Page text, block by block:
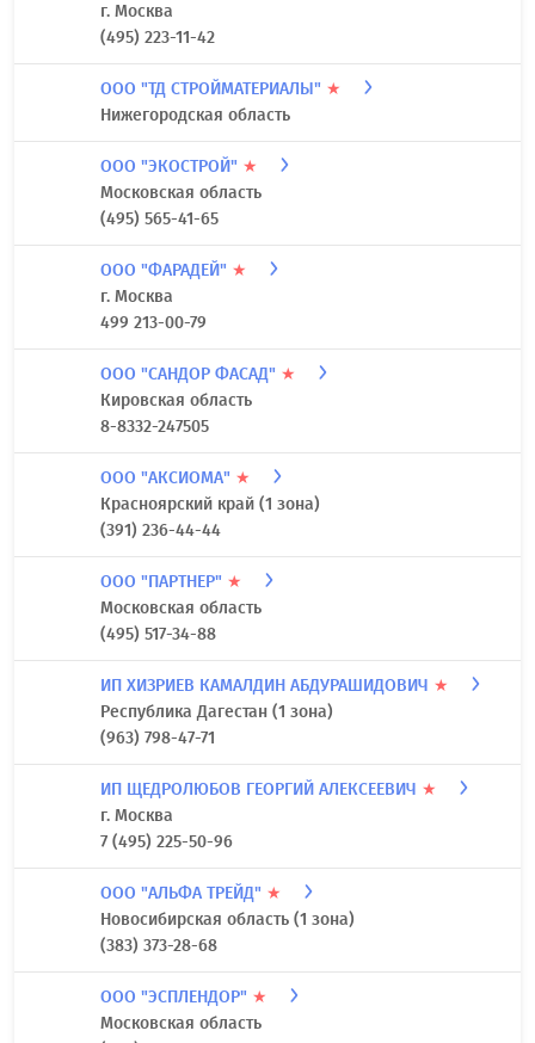
г. Москва
(495) 223-11-42
ООО "ТД СТРОЙМАТЕРИАЛЫ" ★
Нижегородская область
ООО "ЭКОСТРОЙ" ★
Московская область
(495) 565-41-65
ООО "ФАРАДЕЙ" ★
г. Москва
499 213-00-79
ООО "САНДОР ФАСАД" ★
Кировская область
8-8332-247505
ООО "АКСИОМА" ★
Красноярский край (1 зона)
(391) 236-44-44
ООО "ПАРТНЕР" ★
Московская область
(495) 517-34-88
ИП ХИЗРИЕВ КАМАЛДИН АБДУРАШИДОВИЧ ★
Республика Дагестан (1 зона)
(963) 798-47-71
ИП ЩЕДРОЛЮБОВ ГЕОРГИЙ АЛЕКСЕЕВИЧ ★
г. Москва
7 (495) 225-50-96
ООО "АЛЬФА ТРЕЙД" ★
Новосибирская область (1 зона)
(383) 373-28-68
ООО "ЭСПЛЕНДОР" ★
Московская область